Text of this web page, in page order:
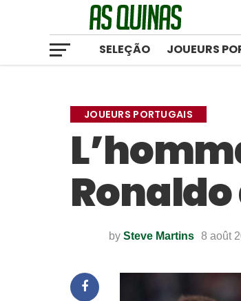
SELEÇÃO JOUEURS
JOUEURS PORTUGAIS
Ronaldo
by Steve Martins 8 août